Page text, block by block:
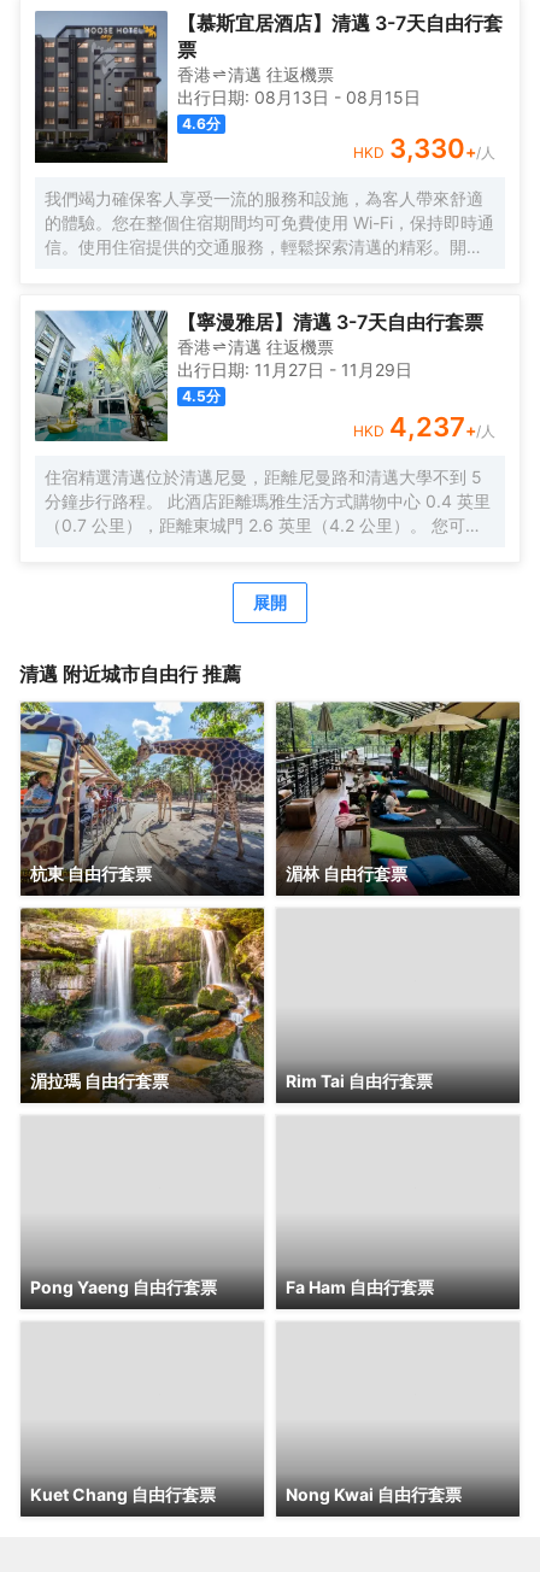
去餐廳享用美餐。每日 8:30 至 11:00 提供免費的當地美食
早餐。 前台只在規定時段有服務人員值班。 有 4 間空調客
房提供液晶電視；您定能在旅途中找到家的舒適。您的精選
舒適床墊卧床備有羽絨被和高檔床上用品。提供免費無線網
絡，方便您與朋友保持聯繫；有線頻道可滿足您的娛樂需
求。浴室提供獨立的浴缸和淋浴，配有大花灑淋浴噴頭和吹
風機。
【慕斯宜居酒店】清邁 3-7天自由行套
票
香港 清邁 往返機票
出行日期: 08月13日 - 08月15日
4.6分
HKD 3,330+/人
我們竭力確保客人享受一流的服務和設施，為客人帶來舒適
的體驗。您在整個住宿期間均可免費使用 Wi-Fi，保持即時通
信。使用住宿提供的交通服務，輕鬆探索清邁的精彩。開車
地的熱門娛樂活動，住宿的票務服務可以為您提供幫助。入
住位於法漢的1卧室-平方米|帶1個獨立浴室，無需大包小
包，洗衣服務可確保您的衣服保持乾淨清新。需要放鬆一下
嗎？您的客房可提供客房送餐服務，讓您的入住更加舒適愉
快。 請注意，為確保所有客人能夠享受更新鮮的空氣，住宿
內嚴禁吸煙。每間客房均以舒適為宗旨，提供一系列設施服
提供空調或寢具用品，以確保您的舒適和便利。 部分精選客
房配有室內視頻流媒體、每日報紙或電視，以確保為客人提
供娛樂。 部分客房配備了沖泡咖啡或茶的器具，您的飲用需
袍、毛巾或吹風機，為您提供便利。 高調開啟假期的美好一
天。在位於法漢的1卧室-平方米|帶1個獨立浴室，您可在早
【寧漫雅居】清邁 3-7天自由行套票
香港 清邁 往返機票
出行日期: 11月27日 - 11月29日
4.5分
HKD 4,237+/人
住宿精選清邁位於清邁尼曼，距離尼曼路和清邁大學不到 5
分鐘步行路程。 此酒店距離瑪雅生活方式購物中心 0.4 英里
（0.7 公里），距離東城門 2.6 英里（4.2 公里）。 您可充
63 間空調客房提供迷你吧和智能電視；您定能在旅途中找到
家的舒適。提供免費無線網絡，方便您與朋友保持聯繫；衞
吹風機和浴袍。便利設施包括電話，以及保險箱和書桌。
展開
清邁 附近城市自由行 推薦
杭東 自由行套票 湄林 自由行套票
湄拉瑪 自由行套票 Rim Tai 自由行套票
Pong Yaeng 自由行套票 Fa Ham 自由行套票
Kuet Chang 自由行套票 Nong Kwai 自由行套票